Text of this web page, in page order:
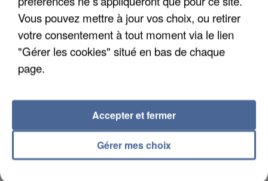
L’UN DES FONDATEURS SUPPOSÉS DE LA DZ
MAFIA INTERPELLÉ EN ALGÉRIE
Vous pouvez mettre à jour vos choix, ou retirer
votre consentement à tout moment via le lien
"Gérer les cookies" situé en bas de chaque
page.
Gérer mes choix
Accepter et fermer